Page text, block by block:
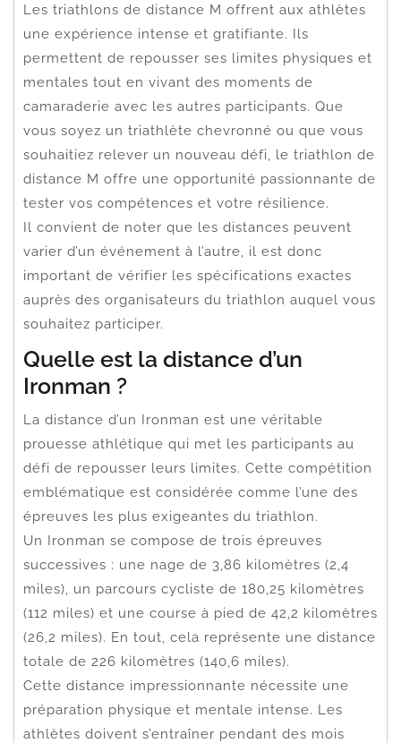
Les triathlons de distance M offrent aux athlètes
une expérience intense et gratifiante. Ils
permettent de repousser ses limites physiques et
mentales tout en vivant des moments de
camaraderie avec les autres participants. Que
vous soyez un triathlète chevronné ou que vous
souhaitiez relever un nouveau défi, le triathlon de
distance M offre une opportunité passionnante de
tester vos compétences et votre résilience.
Il convient de noter que les distances peuvent
varier d’un événement à l’autre, il est donc
important de vérifier les spécifications exactes
auprès des organisateurs du triathlon auquel vous
souhaitez participer.
Quelle est la distance d’un
Ironman ?
La distance d’un Ironman est une véritable
prouesse athlétique qui met les participants au
défi de repousser leurs limites. Cette compétition
emblématique est considérée comme l’une des
épreuves les plus exigeantes du triathlon.
Un Ironman se compose de trois épreuves
successives : une nage de 3,86 kilomètres (2,4
miles), un parcours cycliste de 180,25 kilomètres
(112 miles) et une course à pied de 42,2 kilomètres
(26,2 miles). En tout, cela représente une distance
totale de 226 kilomètres (140,6 miles).
Cette distance impressionnante nécessite une
préparation physique et mentale intense. Les
athlètes doivent s’entraîner pendant des mois